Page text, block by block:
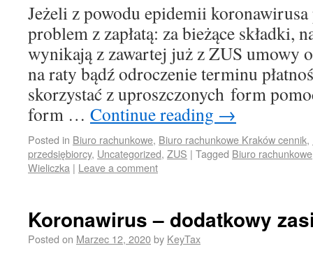
Jeżeli z powodu epidemii
problem z zapłatą: za bieżące składki,
wynikają z zawartej już z ZUS umowy o
na raty bądź odroczenie terminu
skorzystać z uproszczonych form
form … Continue reading →
Posted in Biuro rachunkowe, Biuro rachunkowe Kraków cennik,
przedsiębiorcy, Uncategorized, ZUS | Tagged Biuro rachunkowe
Wieliczka | Leave a comment
Koronawirus – dodatkowy
Posted on Marzec 12, 2020by KeyTax